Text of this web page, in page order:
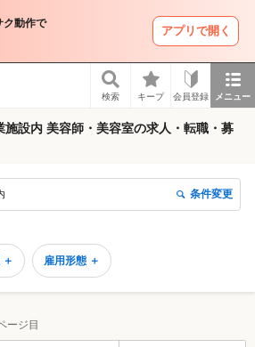
ク動作で
アプリで開く
検索 キープ 会員登録 メニュー
施設内 美容師・美容室の求人・転職・募
条件変更
雇用形態 ＋
ージ目